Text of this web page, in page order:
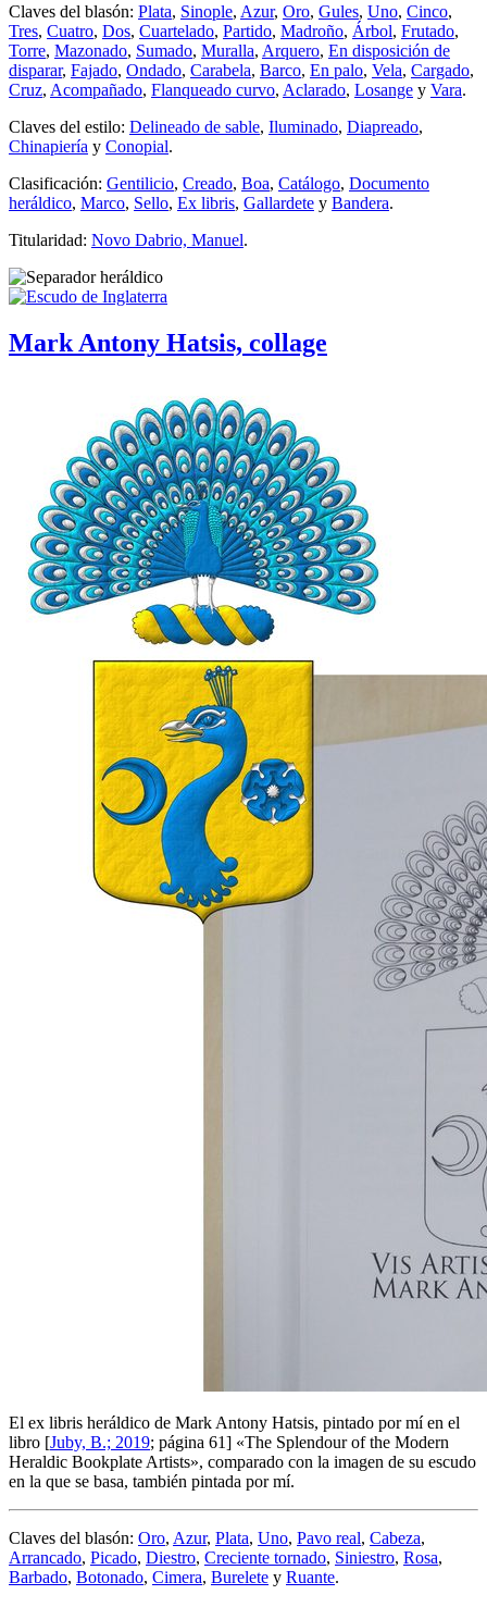
Claves del blasón: Plata, Sinople, Azur, Oro, Gules, Uno, Cinco,
Tres, Cuatro, Dos, Cuartelado, Partido, Madroño, Árbol, Frutado,
Torre, Mazonado, Sumado, Muralla, Arquero, En disposición de
disparar, Fajado, Ondado, Carabela, Barco, En palo, Vela, Cargado,
Cruz, Acompañado, Flanqueado curvo, Aclarado, Losange y Vara.
Claves del estilo: Delineado de sable, Iluminado, Diapreado,
Chinapiería y Conopial.
Clasificación: Gentilicio, Creado, Boa, Catálogo, Documento
heráldico, Marco, Sello, Ex libris, Gallardete y Bandera.
Titularidad: Novo Dabrio, Manuel.
Mark Antony Hatsis, collage
El ex libris heráldico de Mark Antony Hatsis, pintado por mí en el
libro [Juby, B.; 2019; página 61] «The Splendour of the Modern
Heraldic Bookplate Artists», comparado con la imagen de su escudo
en la que se basa, también pintada por mí.
Claves del blasón: Oro, Azur, Plata, Uno, Pavo real, Cabeza,
Arrancado, Picado, Diestro, Creciente tornado, Siniestro, Rosa,
Barbado, Botonado, Cimera, Burelete y Ruante.